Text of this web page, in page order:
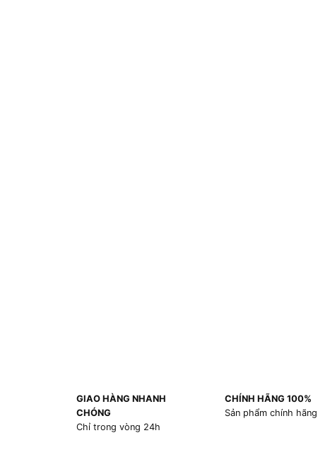
GIAO HÀNG NHANH
CHÓNG
Chỉ trong vòng 24h
CHÍNH HÃNG 100%
Sản phẩm chính hãng